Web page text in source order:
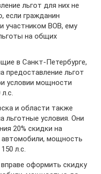
льгот для них не
если гражданин
участником ВОВ, ему
на общих
в Санкт-Петербурге,
предоставление льгот
условии мощности
и области также
льготные условия. Они
20% скидки на
автомобили, мощность
л.с.
оформить скидку